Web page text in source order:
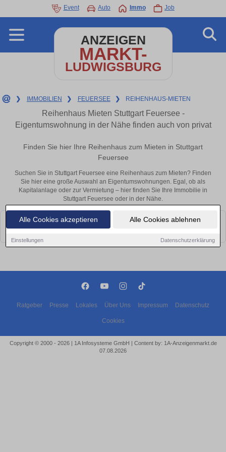
Alle Cookies akzeptieren Alle Cookies ablehnen
Einstellungen Datenschutzerklärung
Event Auto Immo Job
ANZEIGEN
MARKT-
LUDWIGSBURG
❯ IMMOBILIEN ❯ FEUERSEE ❯ REIHENHAUS-MIETEN
Reihenhaus Mieten Stuttgart Feuersee -
Eigentumswohnung in der Nähe finden auch von privat
Finden Sie hier Ihre Reihenhaus zum Mieten in Stuttgart
Feuersee
Suchen Sie in Stuttgart Feuersee eine Reihenhaus zum Mieten? Finden
Sie hier eine große Auswahl an Eigentumswohnungen. Egal, ob als
Kapitalanlage oder zur Vermietung – hier finden Sie Ihre Immobilie in
Stuttgart Feuersee oder in der Nähe.
Leider konnten wir derzeit keine passenden Objekte finden. Schauen Sie
bald wieder vorbei!
Ratgeber Presse Lokales Über Uns Impressum Datenschutz
Cookies
Copyright © 2000 - 2026 | 1A Infosysteme GmbH | Content by: 1A-Anzeigenmarkt.de
07.08.2026